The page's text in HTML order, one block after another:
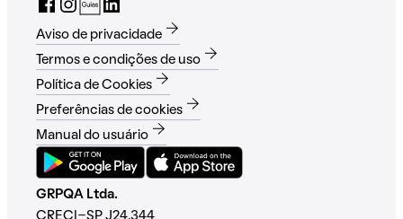
Aviso de privacidade
Termos e condições de uso
Política de Cookies
Preferências de cookies
Manual do usuário
GRPQA Ltda.